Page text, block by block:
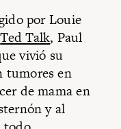
por Louie
Ted Talk, Paul
vivió su
tumores en
de mama en
y al